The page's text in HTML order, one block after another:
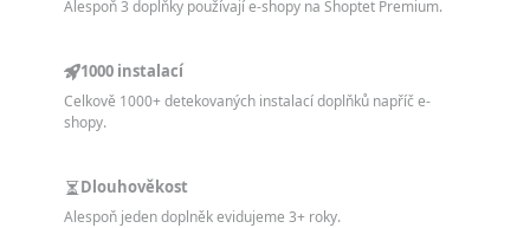
Alespoň 3 doplňky používají e-shopy na Shoptet Premium.
1000 instalací
Celkově 1000+ detekovaných instalací doplňků napříč e-
shopy.
Dlouhověkost
Alespoň jeden doplněk evidujeme 3+ roky.